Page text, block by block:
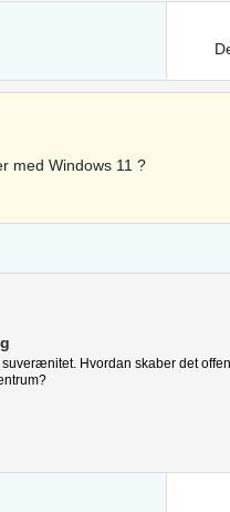
med Windows 11 ?
Hvordan skaber det